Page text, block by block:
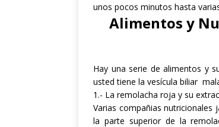
unos pocos minutos hasta
Alimentos y
Hay una serie de alimentos y
usted tiene la vesícula biliar
1.- La remolacha roja y su
Varias compañias nutricionales
la parte superior de la